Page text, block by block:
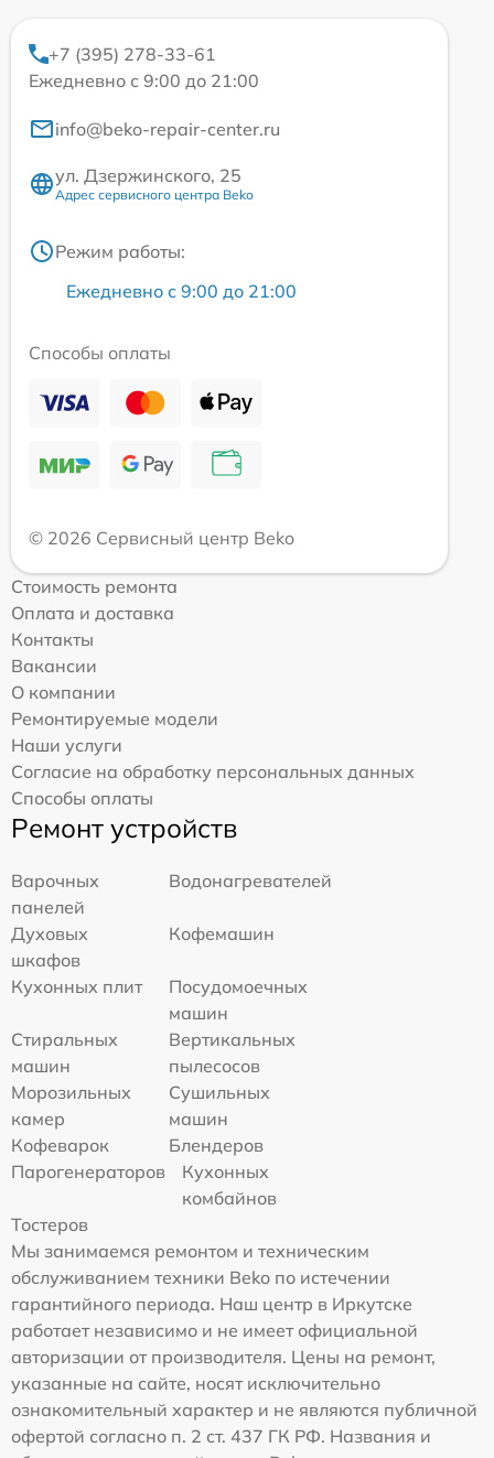
+7 (395) 278-33-61
Ежедневно с 9:00 до 21:00
info@beko-repair-center.ru
ул. Дзержинского, 25
Адрес сервисного центра Beko
Режим работы:
Ежедневно с 9:00 до 21:00
Способы оплаты
© 2026 Сервисный центр Beko
Стоимость ремонта
Оплата и доставка
Контакты
Вакансии
О компании
Ремонтируемые модели
Наши услуги
Согласие на обработку персональных данных
Способы оплаты
Ремонт устройств
Варочных
панелей
Водонагревателей
Духовых
шкафов
Кофемашин
Кухонных плит
Посудомоечных
машин
Стиральных
машин
Вертикальных
пылесосов
Морозильных
камер
Сушильных
машин
Кофеварок
Блендеров
Парогенераторов
Кухонных
комбайнов
Тостеров
Мы занимаемся ремонтом и техническим
обслуживанием техники Beko по истечении
гарантийного периода. Наш центр в Иркутске
работает независимо и не имеет официальной
авторизации от производителя. Цены на ремонт,
указанные на сайте, носят исключительно
ознакомительный характер и не являются публичной
офертой согласно п. 2 ст. 437 ГК РФ. Названия и